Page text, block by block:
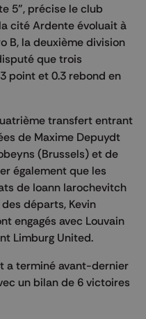
5", précise le club
cité Ardente évoluait à
B, la deuxième division
que trois
point et 0.3 rebond en
transfert entrant
de Maxime Depuydt
(Brussels) et de
également que les
de Ioann Iarochevitch
départs, Kevin
engagés avec Louvain
Limburg United.
a terminé avant-dernier
un bilan de 6 victoires